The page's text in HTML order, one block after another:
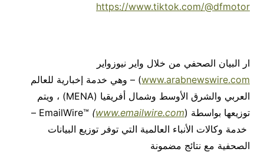
https://www.tiktok.com/@dfmotor
ار البيان الصحفي من خلال واير نيوزواير
www.arabnewswire.com) – وهي خدمة إخبارية للعالم
العربي والشرق الأوسط وشمال أفريقيا (MENA) ، ويتم
توزيعها بواسطة EmailWire™
(www.emailwire.com
) –
خدمة وكالات الأنباء العالمية التي توفر توزيع البيانات
الصحفية مع نتائج مضمونة